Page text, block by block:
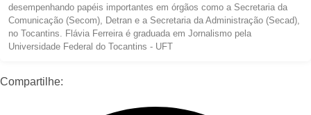
desempenhando papéis importantes em órgãos como a Secretaria da
Comunicação (Secom), Detran e a Secretaria da Administração (Secad),
no Tocantins. Flávia Ferreira é graduada em Jornalismo pela
Universidade Federal do Tocantins - UFT
Compartilhe: